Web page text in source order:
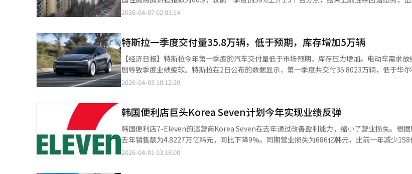
辑。
担指数以中位收入家庭购买中位价格住房为基准，在设定标准贷款条件下衡量其偿还房贷本息
89.3，创下2004年有统计以来的最高水平。此后随着利率调整及房地产市场变化，指数持续回
季度降至61.1，实现连续七个季度下降。随后虽在2024年第四季度短暂反弹至63.7，但在去
并于第三季度降至59.6，为近五年来首次跌破60。进入第四季度后，指数重新回升至60以上。 韩国住房金融公社表
示，本轮指数回升主要受贷款利率上行影响，在房价及居民收入整体变化不大的情况下，利率
的主要因素。数据显示，商业银行新发放住房抵押贷款利率由第三季度的年化3.96%升至第四季度的
百分点，创下自2023年第二季度以来的最高水平，升幅亦为近三年来最大。这意味着首尔家庭
于偿还房贷本息，购房压力明显偏高。 相比之下，全国其他地区指数虽普遍上升，但除首尔外暂无地区超过100，显
示首都地区购房负担显著高于其他区域。 总体来看，在利率仍处相对高位的背景下，韩国居民住房贷款偿付压力出现
回升迹象。业内普遍认为，未来购房负担走势仍将主要取决于利率变化及房地产市场表现，相
对居民杠杆水平的影响仍需持续关注。
2026-04-07 02:03:14
特斯拉一季度交付量35.8万辆，低于预期，库存增加5万辆
【经济日报】特斯拉今年第一季度的汽车交付量低于市场预期，库存压力增加。电动车需求
剧导致季度业绩疲软。特斯拉在2日公布的数据显示，第一季度共交付35.8023万辆，低于华
辆。生产量为40.8386万辆，生产超过交付5万辆以上。Model 3和Model Y交付量为34.1893万
场份额，美国和欧洲的电动车需求增长速度放缓。尽管特斯拉在纯电动车销售上领先比亚迪，
号解读有限。特斯拉CEO埃隆·马斯克的政治争议仍是变量。去年因马斯克的政治行为导致品
续两年下降。今年第一季度业绩虽较去年同期反弹，但也受到去年同期基数较低的影响。高
求，但仅靠油价上涨难以立即恢复销售。美国补贴结束、利率水平、消费心理和价格竞争等多
市场走势。※ 本报道经人工智能（AI）系统翻译与编辑。
2026-04-03 18:12:20
韩国便利店巨头Korea Seven计划今年实现业绩反弹
韩国便利店7-Eleven的运营商Korea Seven在去年通过改善盈利能力，缩小了营业损失。根据
去年销售额为4.8227万亿韩元，同比下降9%。同期营业损失为686亿韩元，比前一年减少
表示，公司去年专注于从中长期角度重组以盈利为中心的业务组合，尽管经济低迷和消费渠道
2026-04-01 03:18:00